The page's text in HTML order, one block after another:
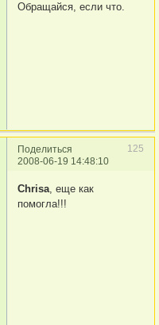
Обращайся, если что.
Поделиться
125
2008-06-19 14:48:10
Chrisa, еще как
помогла!!!